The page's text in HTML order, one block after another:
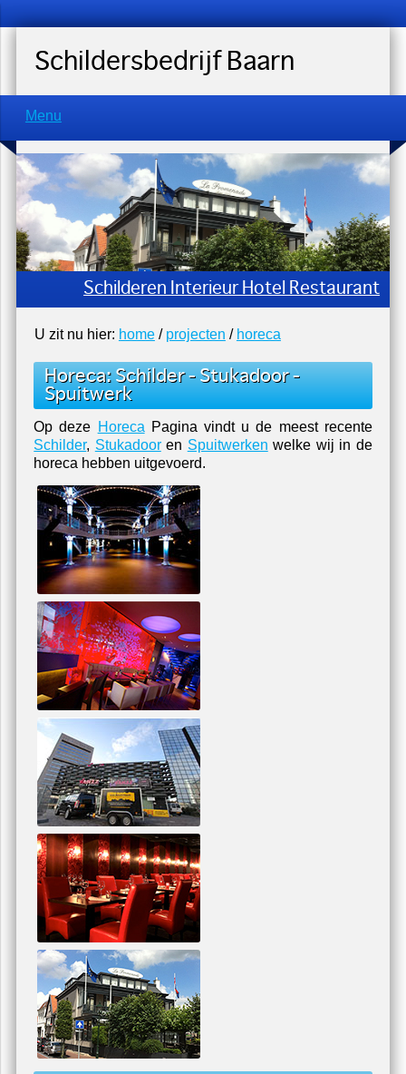
Schildersbedrijf Baarn
Menu
Schilderen Interieur Hotel Restaurant
U zit nu hier: home/ projecten / horeca
Horeca:Schilder-Stukadoor-
Spuitwerk
Op deze Horeca Pagina vindt u de meest recente
Schilder, Stukadooren Spuitwerken welke wij in de
horeca hebben uitgevoerd.